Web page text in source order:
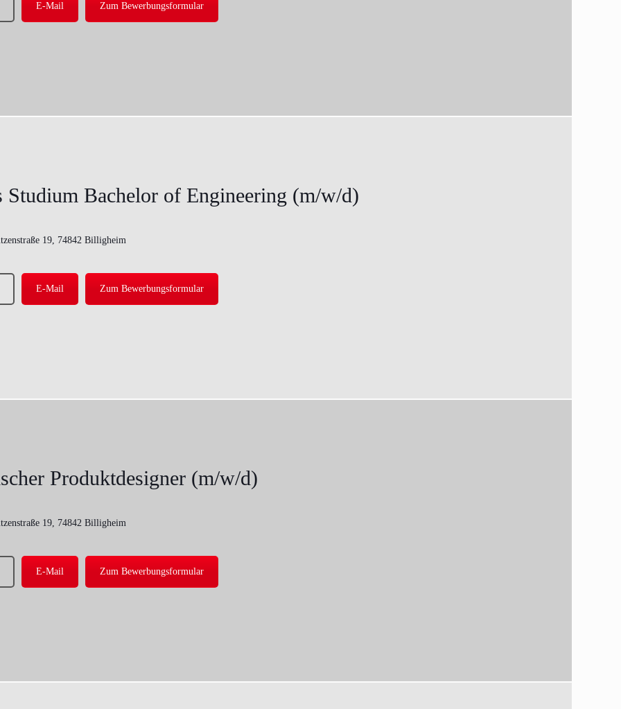
E-Mail Zum Bewerbungsformular
Studium Bachelor of Engineering (m/w/d)
19, 74842 Billigheim
E-Mail Zum Bewerbungsformular
Produktdesigner (m/w/d)
19, 74842 Billigheim
E-Mail Zum Bewerbungsformular